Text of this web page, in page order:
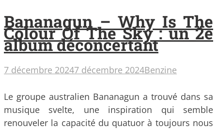
Bananagun – Why Is The
Colour Of The Sky : un 2e
album déconcertant
7 décembre 20247 décembre 2024Benzine
Le groupe australien Bananagun a trouvé dans sa
musique svelte, une inspiration qui semble
renouveler la capacité du quatuor à toujours nous